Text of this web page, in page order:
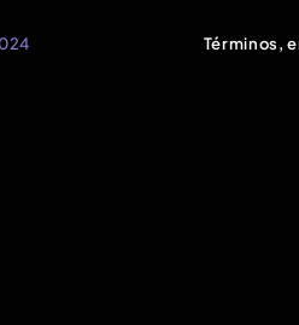
Términos,